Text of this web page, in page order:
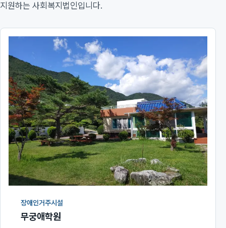
지원하는 사회복지법인입니다.
장애인거주시설
무궁애학원